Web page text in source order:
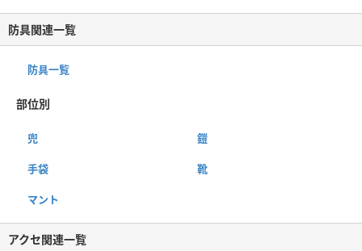
防具関連一覧
防具一覧
部位別
兜 鎧
手袋 靴
マント
アクセ関連一覧